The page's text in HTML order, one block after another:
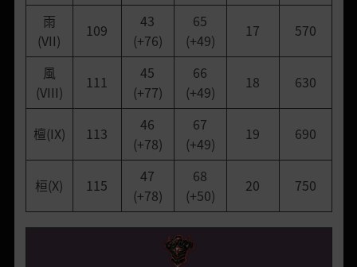
雨
(VII)
109
43
(+76)
65
(+49)
17 570
風
(VIII)
111
45
(+77)
66
(+49)
18 630
檀(IX) 113
46
(+78)
67
(+49)
19 690
桓(X) 115
47
(+78)
68
(+50)
20 750